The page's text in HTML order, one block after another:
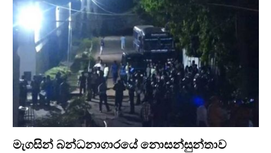
මැගසින් බන්ධනාගාරයේ නොසන්සුන්තාව